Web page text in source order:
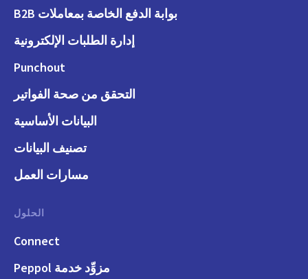
بوابة الدفع الخاصة بمعاملات B2B
إدارة الطلبات الإلكترونية
Punchout
التحقق من صحة الفواتير
البيانات الأساسية
تصنيف البيانات
مسارات العمل
الحلول
Connect
مزوِّد خدمة Peppol